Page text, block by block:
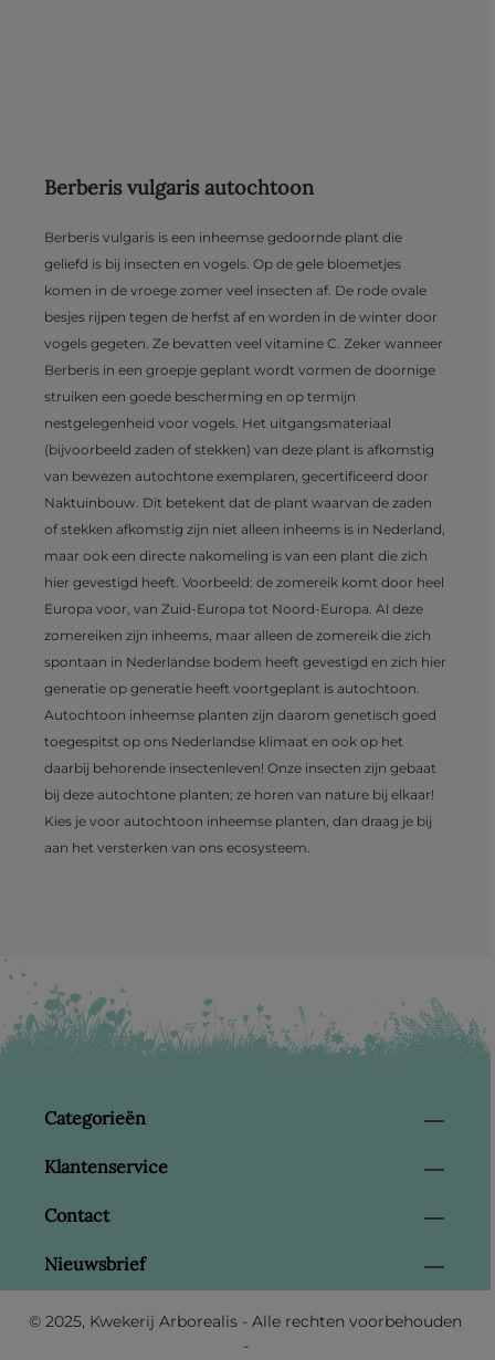
Berberis vulgaris autochtoon
Berberis vulgaris is een inheemse gedoornde plant die
geliefd is bij insecten en vogels. Op de gele bloemetjes
komen in de vroege zomer veel insecten af. De rode ovale
besjes rijpen tegen de herfst af en worden in de winter door
vogels gegeten. Ze bevatten veel vitamine C. Zeker wanneer
Berberis in een groepje geplant wordt vormen de doornige
struiken een goede bescherming en op termijn
nestgelegenheid voor vogels. Het uitgangsmateriaal
(bijvoorbeeld zaden of stekken) van deze plant is afkomstig
van bewezen autochtone exemplaren, gecertificeerd door
Naktuinbouw. Dit betekent dat de plant waarvan de zaden
of stekken afkomstig zijn niet alleen inheems is in Nederland,
maar ook een directe nakomeling is van een plant die zich
hier gevestigd heeft. Voorbeeld: de zomereik komt door heel
Europa voor, van Zuid-Europa tot Noord-Europa. Al deze
zomereiken zijn inheems, maar alleen de zomereik die zich
spontaan in Nederlandse bodem heeft gevestigd en zich hier
generatie op generatie heeft voortgeplant is autochtoon.
Autochtoon inheemse planten zijn daarom genetisch goed
toegespitst op ons Nederlandse klimaat en ook op het
daarbij behorende insectenleven! Onze insecten zijn gebaat
bij deze autochtone planten; ze horen van nature bij elkaar!
Kies je voor autochtoon inheemse planten, dan draag je bij
aan het versterken van ons ecosysteem.
Categorieën
Klantenservice
Contact
Nieuwsbrief
© 2025, Kwekerij Arborealis - Alle rechten voorbehouden
-